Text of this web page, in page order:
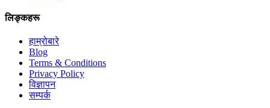
लिङ्कहरू
हाम्रोबारे
Blog
Terms & Conditions
Privacy Policy
विज्ञापन
सम्पर्क